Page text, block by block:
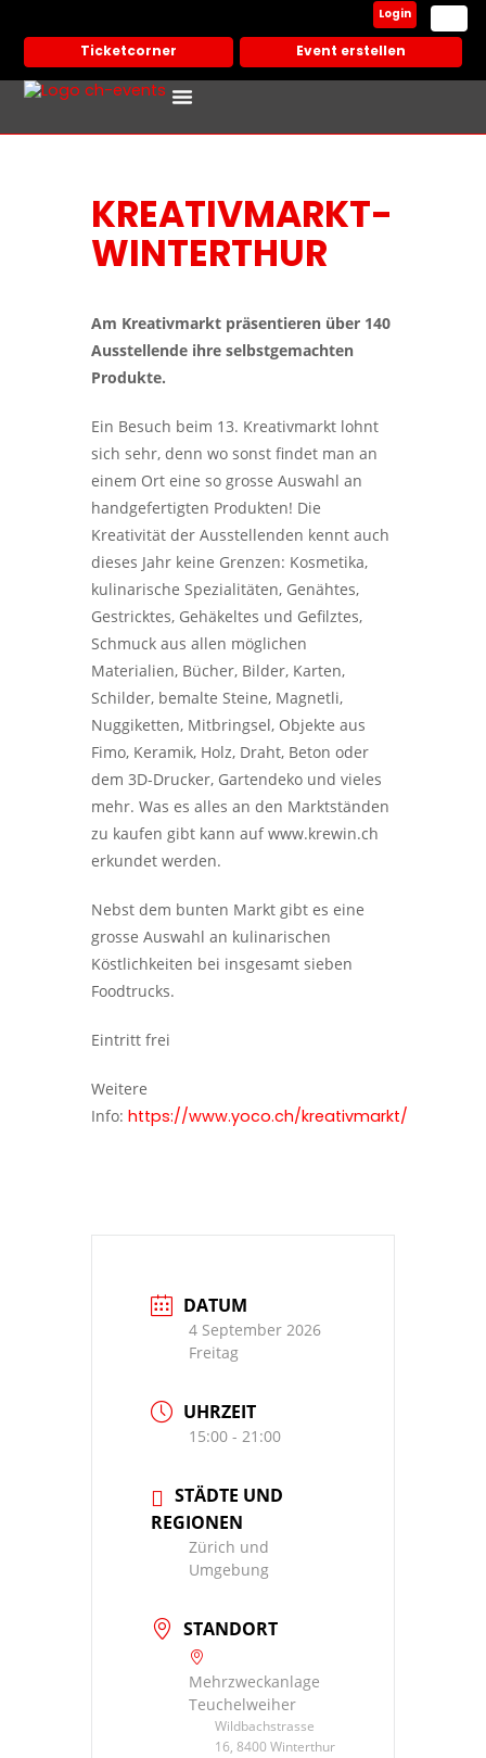
Ticketcorner Event erstellen
Login
KREATIVMARKT-
WINTERTHUR
Am Kreativmarkt präsentieren über 140
Ausstellende ihre selbstgemachten
Produkte.
Ein Besuch beim 13. Kreativmarkt lohnt
sich sehr, denn wo sonst findet man an
einem Ort eine so grosse Auswahl an
handgefertigten Produkten! Die
Kreativität der Ausstellenden kennt auch
dieses Jahr keine Grenzen: Kosmetika,
kulinarische Spezialitäten, Genähtes,
Gestricktes, Gehäkeltes und Gefilztes,
Schmuck aus allen möglichen
Materialien, Bücher, Bilder, Karten,
Schilder, bemalte Steine, Magnetli,
Nuggiketten, Mitbringsel, Objekte aus
Fimo, Keramik, Holz, Draht, Beton oder
dem 3D-Drucker, Gartendeko und vieles
mehr. Was es alles an den Marktständen
zu kaufen gibt kann auf www.krewin.ch
erkundet werden.
Nebst dem bunten Markt gibt es eine
grosse Auswahl an kulinarischen
Köstlichkeiten bei insgesamt sieben
Foodtrucks.
Eintritt frei
Weitere
Info: https://www.yoco.ch/kreativmarkt/
DATUM
4 September 2026
Freitag
UHRZEIT
15:00 - 21:00
STÄDTE UND
REGIONEN
Zürich und
Umgebung
STANDORT
Mehrzweckanlage
Teuchelweiher
Wildbachstrasse
16, 8400 Winterthur